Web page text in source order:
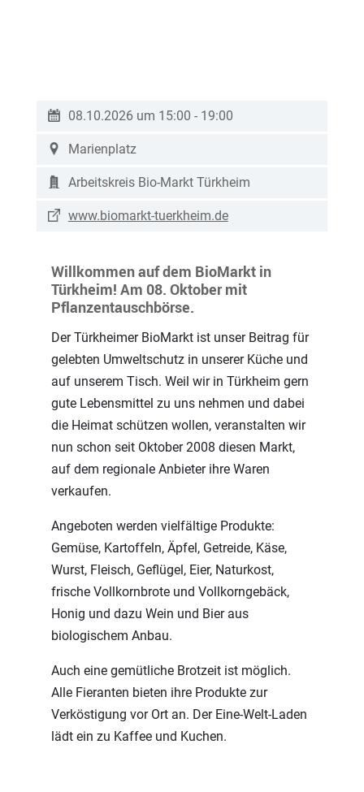
08.10.2026 um 15:00 - 19:00
Marienplatz
Arbeitskreis Bio-Markt Türkheim
www.biomarkt-tuerkheim.de
Willkommen auf dem BioMarkt in
Türkheim! Am 08. Oktober mit
Pflanzentauschbörse.
Der Türkheimer BioMarkt ist unser Beitrag für
gelebten Umweltschutz in unserer Küche und
auf unserem Tisch. Weil wir in Türkheim gern
gute Lebensmittel zu uns nehmen und dabei
die Heimat schützen wollen, veranstalten wir
nun schon seit Oktober 2008 diesen Markt,
auf dem regionale Anbieter ihre Waren
verkaufen.
Angeboten werden vielfältige Produkte:
Gemüse, Kartoffeln, Äpfel, Getreide, Käse,
Wurst, Fleisch, Geflügel, Eier, Naturkost,
frische Vollkornbrote und Vollkorngebäck,
Honig und dazu Wein und Bier aus
biologischem Anbau.
Auch eine gemütliche Brotzeit ist möglich.
Alle Fieranten bieten ihre Produkte zur
Verköstigung vor Ort an. Der Eine-Welt-Laden
lädt ein zu Kaffee und Kuchen.